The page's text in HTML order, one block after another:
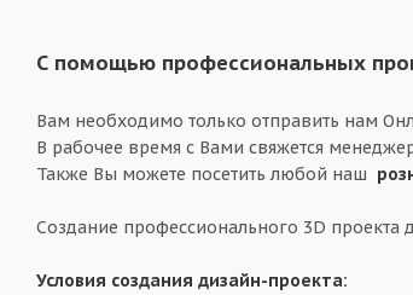
С помощью профессиональных
Вам необходимо только отправить нам
В рабочее время с Вами свяжется
Также Вы можете посетить любой наш
Создание профессионального 3D
Условия создания дизайн-проекта: